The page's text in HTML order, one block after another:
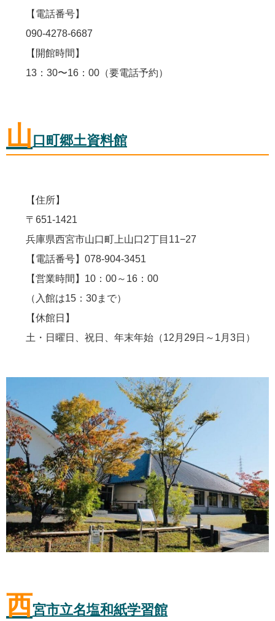
【電話番号】
090-4278-6687
【開館時間】
13：30〜16：00（要電話予約）
山 口町郷土資料館
【住所】
〒651-1421
兵庫県西宮市山口町上山口2丁目11−27
【電話番号】078-904-3451
【営業時間】10：00～16：00
（入館は15：30まで）
【休館日】
土・日曜日、祝日、年末年始（12月29日～1月3日）
西宮市立名塩和紙学習館